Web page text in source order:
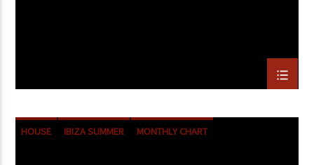
HOUSE IBIZA SUMMER
MONTHLY CHART